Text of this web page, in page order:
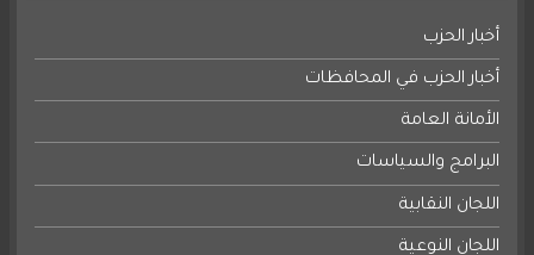
أخبار الحزب
أخبار الحزب في المحافظات
الأمانة العامة
البرامج والسياسات
اللجان النقابية
اللجان النوعية